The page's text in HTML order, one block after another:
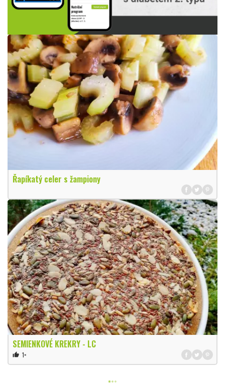
Řapíkatý celer s žampiony
SEMIENKOVÉ KREKRY - LC
thumb_up 1×